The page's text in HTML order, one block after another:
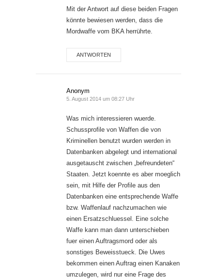
Mit der Antwort auf diese beiden Fragen
könnte bewiesen werden, dass die
Mordwaffe vom BKA herrührte.
ANTWORTEN
Anonym
5. August 2014 um 08:27 Uhr
Was mich interessieren wuerde.
Schussprofile von Waffen die von
Kriminellen benutzt wurden werden in
Datenbanken abgelegt und international
ausgetauscht zwischen „befreundeten“
Staaten. Jetzt koennte es aber moeglich
sein, mit Hilfe der Profile aus den
Datenbanken eine entsprechende Waffe
bzw. Waffenlauf nachzumachen wie
einen Ersatzschluessel. Eine solche
Waffe kann man dann unterschieben
fuer einen Auftragsmord oder als
sonstiges Beweisstueck. Die Uwes
bekommen einen Auftrag einen Kanaken
umzulegen, wird nur eine Frage des